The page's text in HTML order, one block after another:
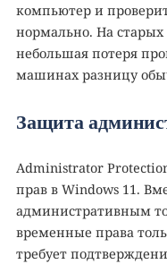
компьютер и
нормально. На
небольшая потеря
машинах разницу
Защита
Administrator
прав в Windows 11.
административным
временные права
требует